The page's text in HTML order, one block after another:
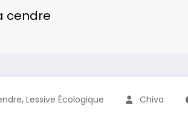
cendre
, Lessive Écologique Chiva